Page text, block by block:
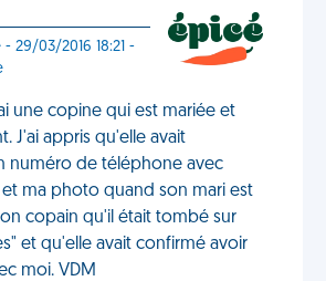
- 29/03/2016 18:21 -
une copine qui est mariée et
J'ai appris qu'elle avait
numéro de téléphone avec
ma photo quand son mari est
copain qu'il était tombé sur
et qu'elle avait confirmé avoir
moi. VDM